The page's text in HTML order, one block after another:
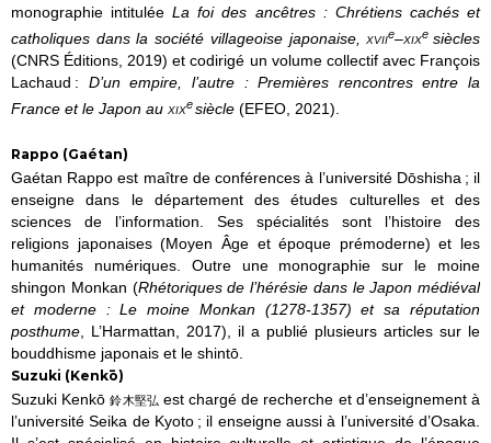
monographie intituléeLa foi des ancêtres : Chrétiens cachés et
catholiques dans la société villageoise japonaise, xviie–xixe siècles
(CNRS Éditions, 2019) et codirigé un volume collectif avec François
Lachaud : D’un empire, l’autre
: Premières rencontres entre la
France et le Japon au xixesiècle (EFEO, 2021).
Rappo (Gaétan)
Gaétan Rappo est maître de conférences à l’université Dōshisha ; il
enseigne dans le département des études culturelles et des
sciences de l’information. Ses spécialités sont l’histoire des
religions japonaises(Moyen Âge et époque prémoderne) et les
humanités numériques. Outre une monographie sur le moine
shingon Monkan (Rhétoriques de l’hérésie dans le Japon médiéval
et moderne
: Le moine Monkan(1278-1357) et sa réputation
posthume
L’Harmattan , 2017), il a publié plusieurs articles sur le
bouddhisme japonais et le shintō
Suzuki (Kenkō)
Suzuki Kenkō 鈴木堅弘 est chargé de recherche et d’enseignement à
l’universitéSeika de Kyoto ; il enseigne aussi à l’université d’Osaka.